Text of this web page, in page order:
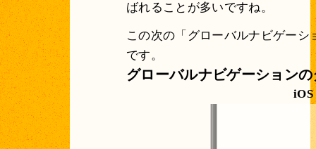
ばれることが多いですね。
この次の「グローバルナビゲー
です。
グローバルナビゲーション
iOS